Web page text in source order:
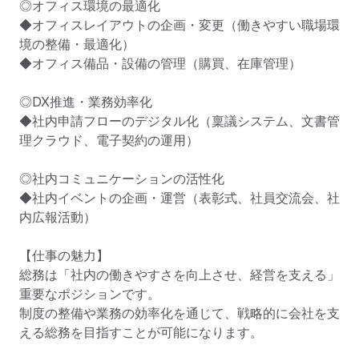
◎オフィス環境の最適化
◆オフィスレイアウトの企画・変更（働きやすい職場環
境の整備・最適化）
◆オフィス備品・設備の管理（購買、在庫管理）
◎DX推進・業務効率化
◆社内申請フローのデジタル化（稟議システム、文書管
理クラウド、電子契約の運用）
◎社内コミュニケーションの活性化
◆社内イベントの企画・運営（表彰式、社員交流会、社
内広報活動）
【仕事の魅力】
総務は「社内の働きやすさを向上させ、経営を支える」
重要なポジションです。
制度の整備や業務の効率化を通じて、戦略的に会社を支
える総務を目指すことが可能になります。